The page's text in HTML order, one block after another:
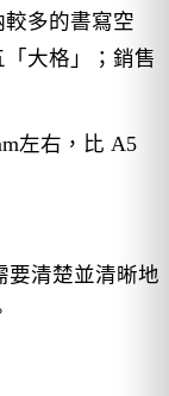
較多的書寫空
大格」；銷售
左右，比 A5
要清楚並清晰地